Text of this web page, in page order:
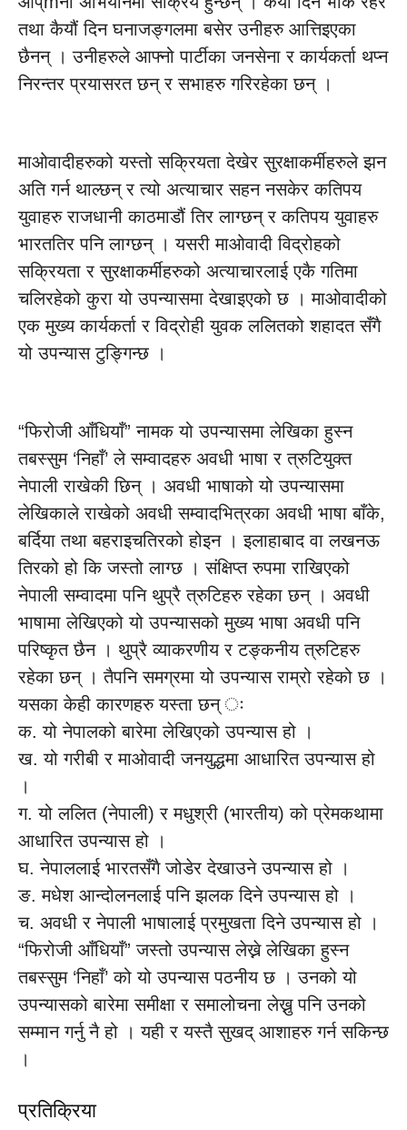
तथा कैयौं दिन घनाजङ्गलमा बसेर उनीहरु आत्तिइएका
छैनन् । उनीहरुले आफ्नो पार्टीका जनसेना र कार्यकर्ता थप्न
निरन्तर प्रयासरत छन् र सभाहरु गरिरहेका छन् ।
माओवादीहरुको यस्तो सक्रियता देखेर सुरक्षाकर्मीहरुले झन
अति गर्न थाल्छन् र त्यो अत्याचार सहन नसकेर कतिपय
युवाहरु राजधानी काठमाडौं तिर लाग्छन् र कतिपय युवाहरु
भारततिर पनि लाग्छन् । यसरी माओवादी विद्रोहको
सक्रियता र सुरक्षाकर्मीहरुको अत्याचारलाई एकै गतिमा
चलिरहेको कुरा यो उपन्यासमा देखाइएको छ । माओवादीको
एक मुख्य कार्यकर्ता र विद्रोही युवक ललितको शहादत सँगै
यो उपन्यास टुङ्गिन्छ ।
“फिरोजी आँधियाँ” नामक यो उपन्यासमा लेखिका हुस्न
तबस्सुम ‘निहाँ’ ले सम्वादहरु अवधी भाषा र त्रुटियुक्त
नेपाली राखेकी छिन् । अवधी भाषाको यो उपन्यासमा
लेखिकाले राखेको अवधी सम्वादभित्रका अवधी भाषा बाँके,
बर्दिया तथा बहराइचतिरको होइन । इलाहाबाद वा लखनऊ
तिरको हो कि जस्तो लाग्छ । संक्षिप्त रुपमा राखिएको
नेपाली सम्वादमा पनि थुप्रै त्रुटिहरु रहेका छन् । अवधी
भाषामा लेखिएको यो उपन्यासको मुख्य भाषा अवधी पनि
परिष्कृत छैन । थुप्रै व्याकरणीय र टङ्कनीय त्रुटिहरु
रहेका छन् । तैपनि समग्रमा यो उपन्यास राम्रो रहेको छ ।
यसका केही कारणहरु यस्ता छन् ः
क. यो नेपालको बारेमा लेखिएको उपन्यास हो ।
ख. यो गरीबी र माओवादी जनयुद्धमा आधारित उपन्यास हो
।
ग. यो ललित (नेपाली) र मधुश्री (भारतीय) को प्रेमकथामा
आधारित उपन्यास हो ।
घ. नेपाललाई भारतसँगै जोडेर देखाउने उपन्यास हो ।
ङ. मधेश आन्दोलनलाई पनि झलक दिने उपन्यास हो ।
च. अवधी र नेपाली भाषालाई प्रमुखता दिने उपन्यास हो ।
“फिरोजी आँधियाँ” जस्तो उपन्यास लेख्ने लेखिका हुस्न
तबस्सुम ‘निहाँ’ को यो उपन्यास पठनीय छ । उनको यो
उपन्यासको बारेमा समीक्षा र समालोचना लेख्नु पनि उनको
सम्मान गर्नु नै हो । यही र यस्तै सुखद् आशाहरु गर्न सकिन्छ
।
प्रतिक्रिया